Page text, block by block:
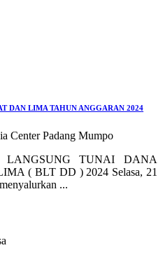
DAN LIMA TAHUN ANGGARAN 2024
Center Padang Mumpo
LANGSUNG TUNAI DANA
( BLT DD ) 2024 Selasa, 21
...